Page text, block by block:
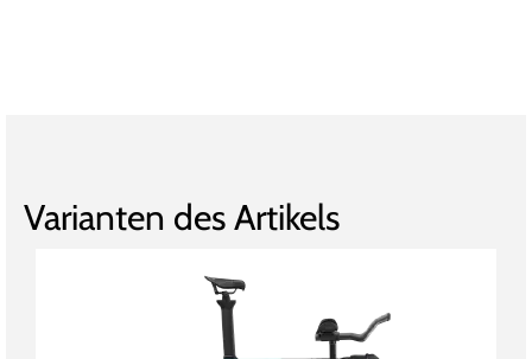
Varianten des Artikels